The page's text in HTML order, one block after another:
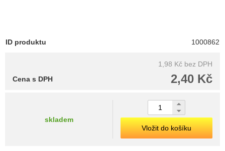
ID produktu 1000862
1,98 Kč bez DPH
2,40 Kč
Cena s DPH
skladem
Vložit do košíku